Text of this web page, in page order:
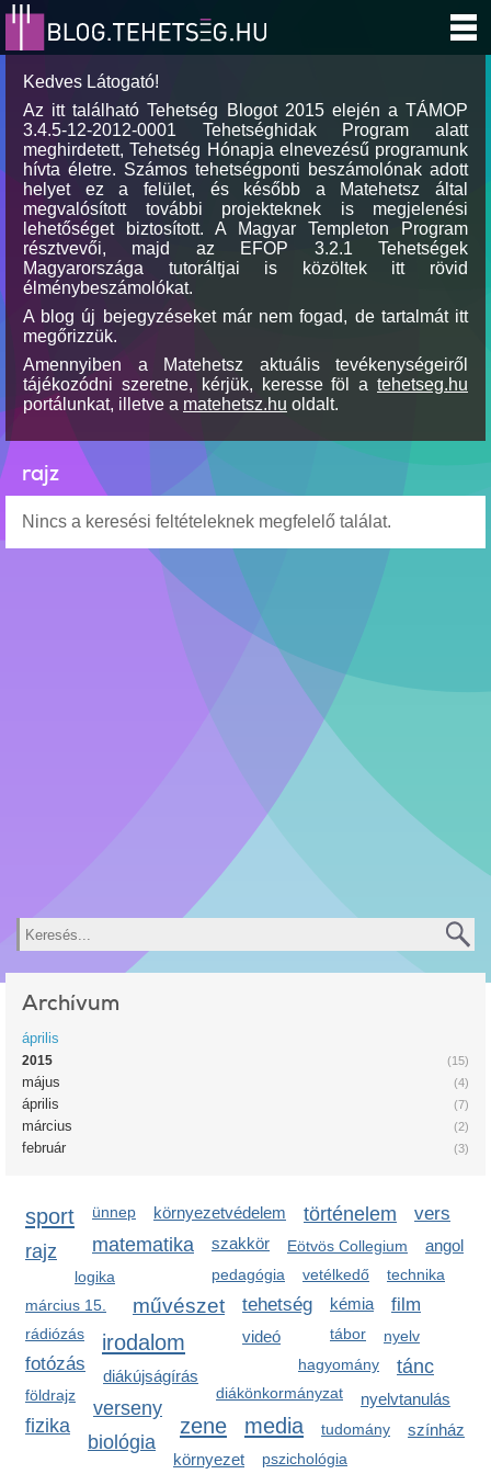
Kedves Látogató!
Az itt található Tehetség Blogot 2015 elején a TÁMOP
3.4.5-12-2012-0001 Tehetséghidak Program alatt
meghirdetett, Tehetség Hónapja elnevezésű programunk
hívta életre. Számos tehetségponti beszámolónak adott
helyet ez a felület, és később a Matehetsz által
megvalósított további projekteknek is megjelenési
lehetőséget biztosított. A Magyar Templeton Program
résztvevői, majd az EFOP 3.2.1 Tehetségek
Magyarországa tutoráltjai is közöltek itt rövid
élménybeszámolókat.
A blog új bejegyzéseket már nem fogad, de tartalmát itt
megőrizzük.
Amennyiben a Matehetsz aktuális tevékenységeiről
tájékozódni szeretne, kérjük, keresse föl a tehetseg.hu
portálunkat, illetve a matehetsz.hu oldalt.
rajz
Nincs a keresési feltételeknek megfelelő találat.
Keresés
Archívum
április
(15)
2015
(4)
május
(7)
április
(2)
március
(3)
február
sport ünnep környezetvédelem
történelem
matematika
szakkör
vers
Eötvös Collegium
pedagógia
vetélkedő technika
rajz angol
logika
művészet tehetség kémia
március 15. film
rádiózás tábor
videó nyelv
irodalom
fotózás hagyomány
diákújságírás
diákönkormányzat
tánc
földrajz nyelvtanulás
verseny
zene media tudomány
fizika színház
biológia
környezet pszichológia